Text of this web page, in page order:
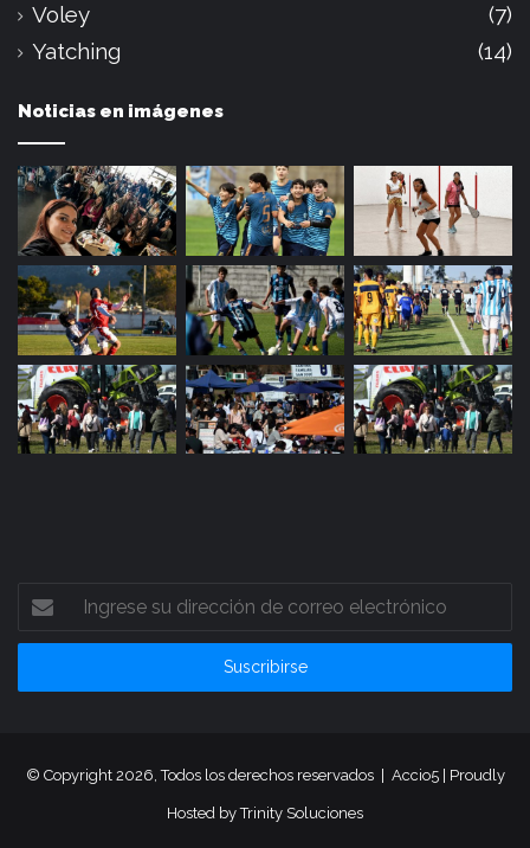
Voley
(7)
Yatching
(14)
Noticias en imágenes
Ingrese
su
dirección
correo
© Copyright 2026, Todos los derechos reservados | Accio5| Proudly
Hosted byTrinity Soluciones